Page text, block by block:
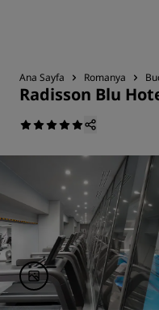
Ana Sayfa Romanya
Radisson Blu